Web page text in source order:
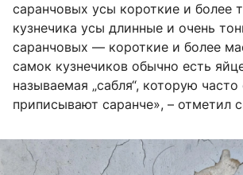
саранчовых усы короткие и более
кузнечика усы длинные и очень
саранчовых — короткие и более
самок кузнечиков обычно есть
называемая „сабля“, которую
приписывают саранче», – отметил